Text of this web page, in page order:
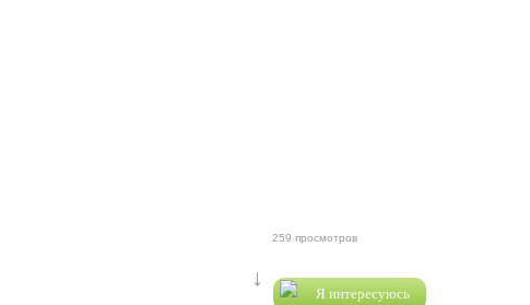
↓
Я интересуюсь
259 просмотров